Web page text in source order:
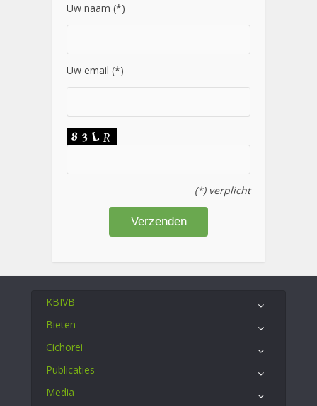
Uw naam (*)
Uw email (*)
(*) verplicht
KBIVB
Bieten
Cichorei
Publicaties
Media